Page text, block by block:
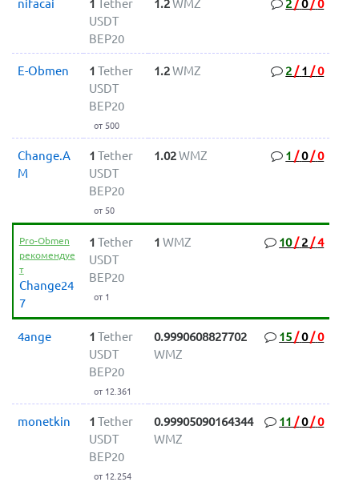
nifacai 1
Tether
USDT
BEP20
1.2WMZ 2 /0/0
E-Obmen 1 Tether
USDT
BEP20
от 500
1.2WMZ 2 / 1 /0
Change.A
M
1 Tether
USDT
BEP20
от 50
1.02WMZ 1 /0/0
Pro-Obmen
рекомендуе
т
Change24
7
1 Tether
USDT
BEP20
от 1
1 WMZ 10/ 2 /4
4ange 1 Tether
USDT
BEP20
от 12.361
0.9990608827702
WMZ
15 /0/0
monetkin 1 Tether
USDT
BEP20
от 12.254
0.99905090164344
WMZ
11 /0/0